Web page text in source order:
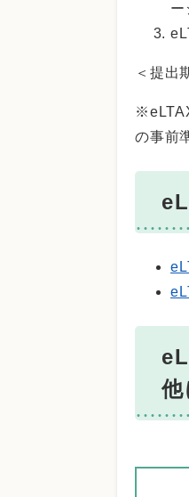
ー
＜提出
の事前